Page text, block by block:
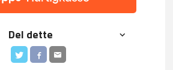
Del dette